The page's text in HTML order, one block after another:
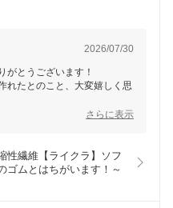
2026/07/30
がとうございます！
れたとのこと、大変嬉しく思
ラソフトゴムミシン糸をお選
用せず、ボビンに直接ゴム
とで安心いたしました。
種によって異なりますの
さらに表示
性繊維【ライクラ】ソフ
ゴムとはちがいます！～